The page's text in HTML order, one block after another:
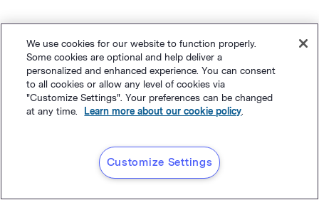
Sitemap. Datenschutz &AGB Cookie-Einstellungen
Polaris Software, LLC
We use cookies for our website to function properly.
Some cookies are optional and help deliver a
personalized and enhanced experience. You can consent
to all cookies or allow any level of cookies via
"Customize Settings". Your preferences can be changed
at any time.
Learn more about our cookie policy.
Customize Settings